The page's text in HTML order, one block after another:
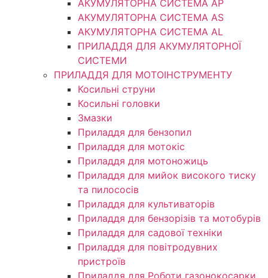
АКУМУЛЯТОРНА СИСТЕМА АР
АКУМУЛЯТОРНА СИСТЕМА AS
АКУМУЛЯТОРНА СИСТЕМА AL
ПРИЛАДДЯ ДЛЯ АКУМУЛЯТОРНОЇ
СИСТЕМИ
ПРИЛАДДЯ ДЛЯ МОТОІНСТРУМЕНТУ
Косильні струни
Косильні головки
Змазки
Приладдя для бензопил
Приладдя для мотокіс
Приладдя для мотоножиць
Приладдя для мийок високого тиску
та пилососів
Приладдя для культиваторів
Приладдя для бензорізів та мотобурів
Приладдя для садової техніки
Приладдя для повітродувних
пристроїв
Приладдя для Роботи газонокосарки